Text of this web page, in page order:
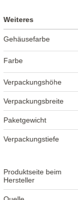
Weiteres
Gehäusefarbe
Farbe
Verpackungshöhe
Verpackungsbreite
Paketgewicht
Verpackungstiefe
Produktseite beim
Hersteller